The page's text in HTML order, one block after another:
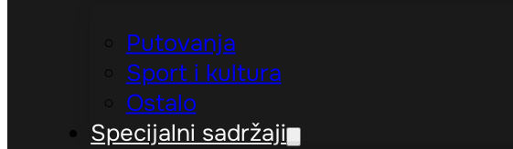
Putovanja
Sport i kultura
Ostalo
Specijalni sadržaji